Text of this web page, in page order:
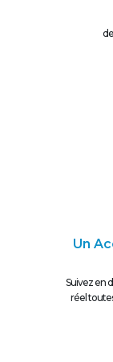
Un
Suivez en
réel